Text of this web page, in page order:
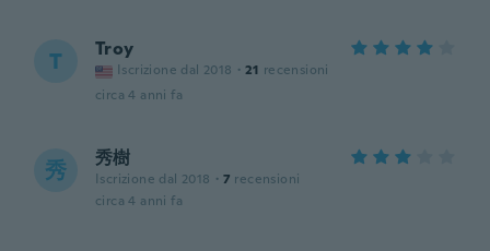
T Troy
Iscrizione dal 2018 · 21 recensioni
circa 4 anni fa
秀 秀樹
Iscrizione dal 2018 · 7 recensioni
circa 4 anni fa